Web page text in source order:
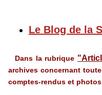
Le Blog de la
Dans la rubrique
archives concernant
comptes-rendus et